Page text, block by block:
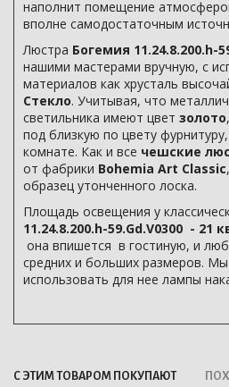
наполнит помещение
вполне самодостаточным
Люстра Богемия 11.24.8.200.h-
нашими мастерами вручную, с
материалов как хрусталь
Стекло. Учитывая, что
светильника имеют цвет золото
под близкую по цвету
комнате. Как и все чешские
от фабрики Bohemia Art Classic
образец утонченного лоска.
Площадь освещения у
11.24.8.200.h-59.Gd.V0300 - 21
она впишется в гостиную, и
средних и больших размеров.
использовать для нее лампы
С ЭТИМ ТОВАРОМ ПОКУПАЮТ